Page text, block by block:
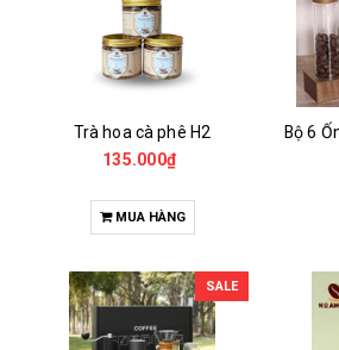
Trà hoa cà phê H2
135.000₫
MUA HÀNG
SALE